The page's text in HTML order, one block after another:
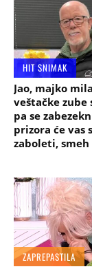
HIT SNIMAK
Jao, majko
veštačke zube
pa se
prizora će vas
zaboleti, smeh
ZAPREPASTILA